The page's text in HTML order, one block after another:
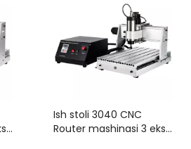
Ish stoli 3040 CNC
Router mashinasi 3 eksa